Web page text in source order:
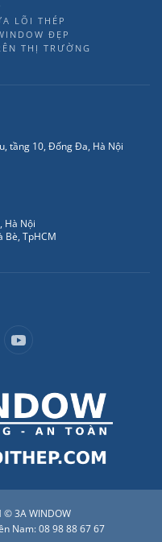
LÕI THÉP
ĐẸP
THỊ TRƯỜNG
tầng 10, Đống Đa, Hà Nội
Hà Nội
Bè, TpHCM
© 3A WINDOW
Nam: 08 98 88 67 67